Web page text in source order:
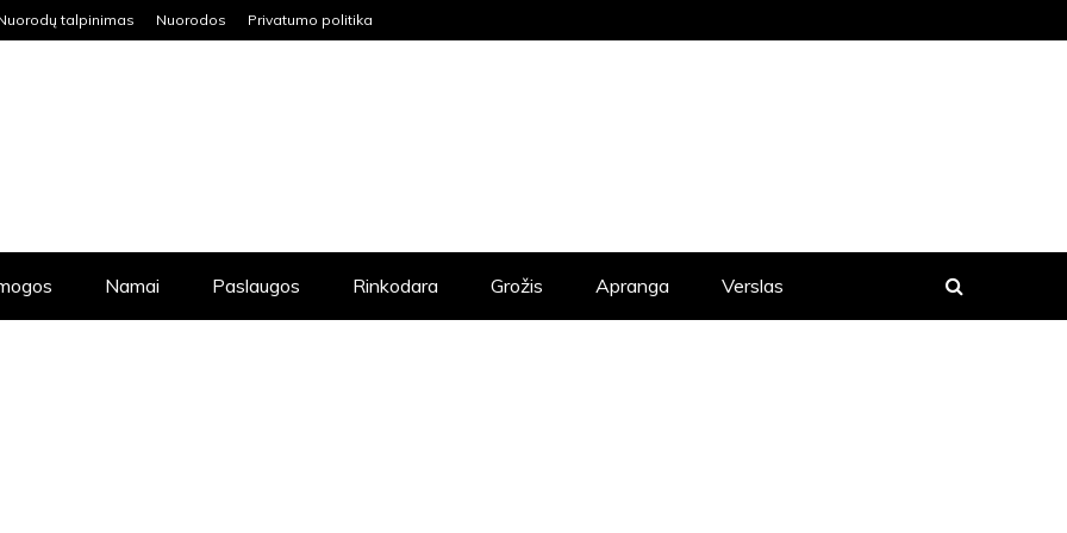
talpinimas Nuorodos Privatumo politika
Namai Paslaugos Rinkodara Grožis Apranga Verslas